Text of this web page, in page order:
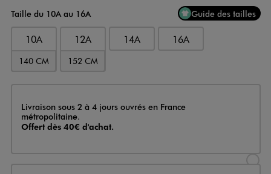
Taille du 10A au 16A
Guide des tailles
10A
140 CM
12A
152 CM
14A 16A
Livraison
Livraison sous 2 à 4 jours ouvrés en France
métropolitaine.
Offert dès 40€ d'achat.